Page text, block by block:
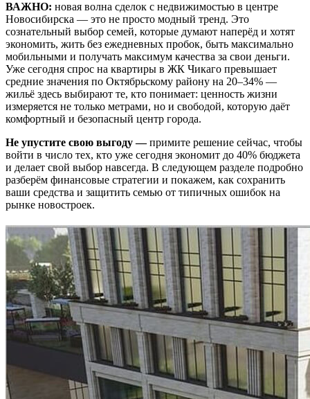
ВАЖНО: новая волна сделок с недвижимостью в центре
Новосибирска — это не просто модный тренд. Это
сознательный выбор семей, которые думают наперёд и хотят
экономить, жить без ежедневных пробок, быть максимально
мобильными и получать максимум качества за свои деньги.
Уже сегодня спрос на квартиры в ЖК Чикаго превышает
средние значения по Октябрьскому району на 20–34% —
жильё здесь выбирают те, кто понимает: ценность жизни
измеряется не только метрами, но и свободой, которую даёт
комфортный и безопасный центр города.
Не упустите свою выгоду —примите решение сейчас, чтобы
войти в число тех, кто уже сегодня экономит до 40% бюджета
и делает свой выбор навсегда. В следующем разделе подробно
разберём финансовые стратегии и покажем, как сохранить
ваши средства и защитить семью от типичных ошибок на
рынке новостроек.